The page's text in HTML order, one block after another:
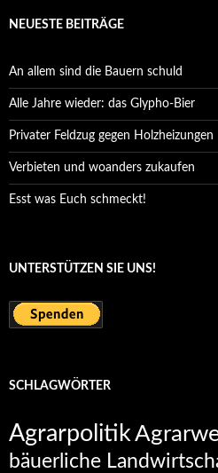
NEUESTE BEITRÄGE
An allem sind die Bauern schuld
Alle Jahre wieder: das Glypho-Bier
Privater Feldzug gegen Holzheizungen
Verbieten und woanders zukaufen
Esst was Euch schmeckt!
UNTERSTÜTZEN SIE UNS!
SCHLAGWÖRTER
Agrarpolitik
bäuerliche